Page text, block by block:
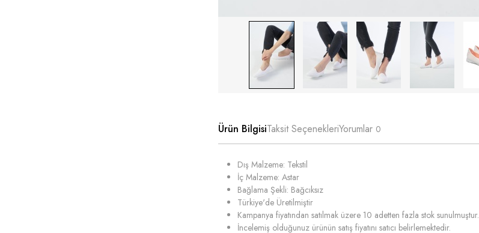
Ürün BilgisiTaksit SeçenekleriYorumlar 0
Dış Malzeme: Tekstil
İç Malzeme: Astar
Bağlama Şekli: Bağcıksız
Türkiye'de Üretilmiştir
Kampanya fiyatından satılmak üzere 10 adetten fazla stok sunulmuştur.
İncelemiş olduğunuz ürünün satış fiyatını satıcı belirlemektedir.